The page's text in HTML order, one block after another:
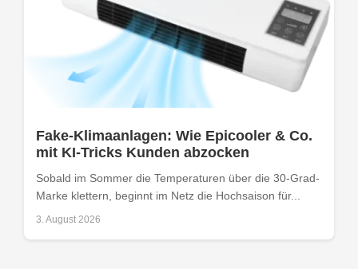
Fake-Klimaanlagen: Wie Epicooler & Co.
mit KI-Tricks Kunden abzocken
Sobald im Sommer die Temperaturen über die 30-Grad-
Marke klettern, beginnt im Netz die Hochsaison für...
3. August 2026